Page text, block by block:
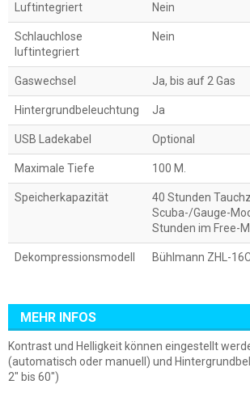
Luftintegriert Nein
Schlauchlose
luftintegriert
Nein
Gaswechsel Ja, bis auf 2 Gas
Hintergrundbeleuchtung Ja
USB Ladekabel Optional
Maximale Tiefe 100 M.
Speicherkapazität
40 Stunden
Scuba-/Gauge-
Stunden im Free-
Dekompressionsmodell Bühlmann ZHL-
MEHR INFOS
Kontrast und Helligkeit können eingestellt
(automatisch oder manuell) und
2" bis 60")